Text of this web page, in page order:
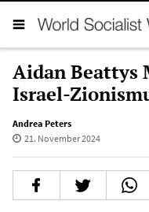
Aidan Beattys
Israel-
Andrea Peters
21. November 2024